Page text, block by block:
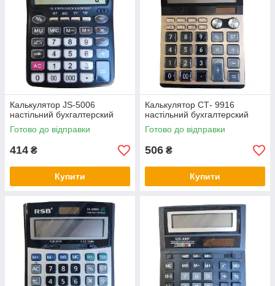
Калькулятор JS-5006
настільний бухгалтерский
Готово до відправки
414 ₴
Купити
Калькулятор СТ- 9916
настільний бухгалтерский
Готово до відправки
506 ₴
Купити